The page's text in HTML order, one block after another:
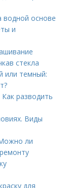
водной основе
и
стекла
или темный:
разводить
Виды
ли
для